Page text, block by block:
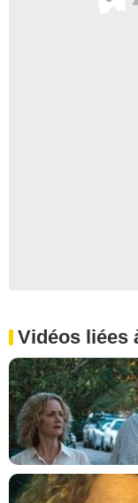
Vidéos liées